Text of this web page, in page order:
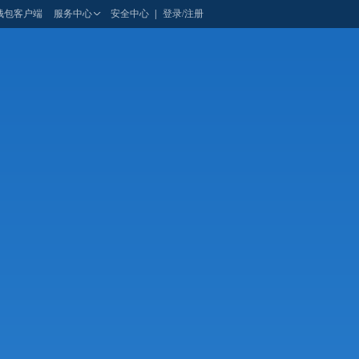
包客户端 服务中心 安全中心 登录/注册